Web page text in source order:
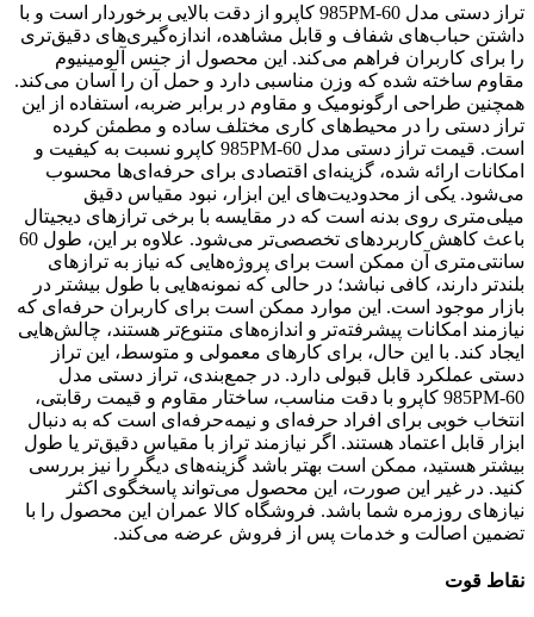
تراز دستی مدل 985PM-60 کاپرو از دقت بالایی برخوردار است و با
داشتن حباب‌های شفاف و قابل مشاهده، اندازه‌گیری‌های دقیق‌تری
را برای کاربران فراهم می‌کند. این محصول از جنس آلومینیوم
مقاوم ساخته شده که وزن مناسبی دارد و حمل آن را آسان می‌کند.
همچنین طراحی ارگونومیک و مقاوم در برابر ضربه، استفاده از این
تراز دستی را در محیط‌های کاری مختلف ساده و مطمئن کرده
است. قیمت تراز دستی مدل 985PM-60 کاپرو نسبت به کیفیت و
امکانات ارائه شده، گزینه‌ای اقتصادی برای حرفه‌ای‌ها محسوب
می‌شود. یکی از محدودیت‌های این ابزار، نبود مقیاس دقیق
میلی‌متری روی بدنه است که در مقایسه با برخی ترازهای دیجیتال
باعث کاهش کاربردهای تخصصی‌تر می‌شود. علاوه بر این، طول 60
سانتی‌متری آن ممکن است برای پروژه‌هایی که نیاز به ترازهای
بلندتر دارند، کافی نباشد؛ در حالی که نمونه‌هایی با طول بیشتر در
بازار موجود است. این موارد ممکن است برای کاربران حرفه‌ای که
نیازمند امکانات پیشرفته‌تر و اندازه‌های متنوع‌تر هستند، چالش‌هایی
ایجاد کند. با این حال، برای کارهای معمولی و متوسط، این تراز
دستی عملکرد قابل قبولی دارد. در جمع‌بندی، تراز دستی مدل
985PM-60 کاپرو با دقت مناسب، ساختار مقاوم و قیمت رقابتی،
انتخاب خوبی برای افراد حرفه‌ای و نیمه‌حرفه‌ای است که به دنبال
ابزار قابل اعتماد هستند. اگر نیازمند تراز با مقیاس دقیق‌تر یا طول
بیشتر هستید، ممکن است بهتر باشد گزینه‌های دیگر را نیز بررسی
کنید. در غیر این صورت، این محصول می‌تواند پاسخگوی اکثر
نیازهای روزمره شما باشد. فروشگاه کالا عمران این محصول را با
تضمین اصالت و خدمات پس از فروش عرضه می‌کند.
نقاط قوت